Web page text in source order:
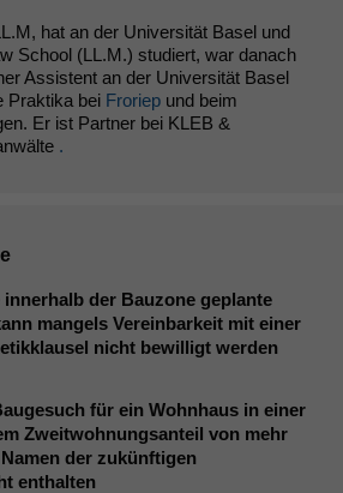
hat an der Universität Basel und
School (LL.M.) studiert, war danach
Assistent an der Universität Basel
Praktika bei Froriep und beim
Er ist Partner bei KLEB &
.
innerhalb der Bauzone geplante
mangels Vereinbarkeit mit einer
nicht bewilligt werden
für ein Wohnhaus in einer
Zweitwohnungsanteil von mehr
der zukünftigen
enthalten
Diese
Cookies sind
nicht
optional, es
Statistiken
verbessern,
zeichnen
wir